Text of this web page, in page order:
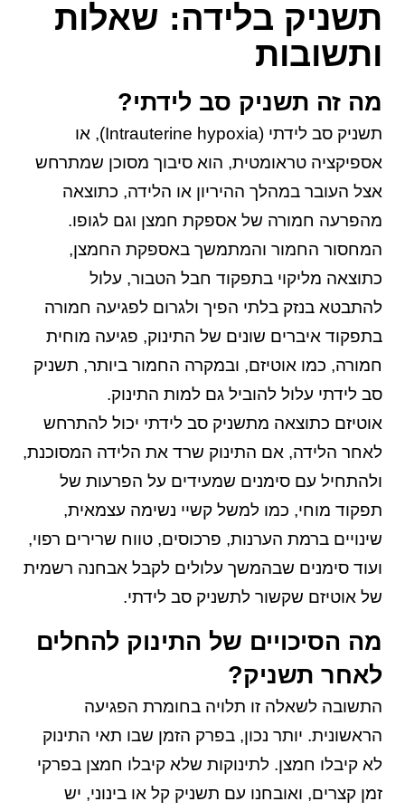
תשניק בלידה: שאלות
ותשובות
מה זה תשניק סב לידתי?
תשניק סב לידתי (Intrauterine hypoxia), או
אספיקציה טראומטית, הוא סיבוך מסוכן שמתרחש
אצל העובר במהלך ההיריון או הלידה, כתוצאה
מהפרעה חמורה של אספקת חמצן וגם לגופו.
המחסור החמור והמתמשך באספקת החמצן,
כתוצאה מליקוי בתפקוד חבל הטבור, עלול
להתבטא בנזק בלתי הפיך ולגרום לפגיעה חמורה
בתפקוד איברים שונים של התינוק, פגיעה מוחית
חמורה, כמו אוטיזם, ובמקרה החמור ביותר, תשניק
סב לידתי עלול להוביל גם למות התינוק.
אוטיזם כתוצאה מתשניק סב לידתי יכול להתרחש
לאחר הלידה, אם התינוק שרד את הלידה המסוכנת,
ולהתחיל עם סימנים שמעידים על הפרעות של
תפקוד מוחי, כמו למשל קשיי נשימה עצמאית,
שינויים ברמת הערנות, פרכוסים, טווח שרירים רפוי,
ועוד סימנים שבהמשך עלולים לקבל אבחנה רשמית
של אוטיזם שקשור לתשניק סב לידתי.
מה הסיכויים של התינוק להחלים
לאחר תשניק?
התשובה לשאלה זו תלויה בחומרת הפגיעה
הראשונית. יותר נכון, בפרק הזמן שבו תאי התינוק
לא קיבלו חמצן. לתינוקות שלא קיבלו חמצן בפרקי
זמן קצרים, ואובחנו עם תשניק קל או בינוני, יש